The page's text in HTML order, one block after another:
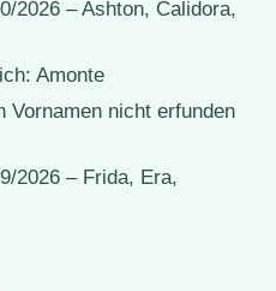
2026 – Ashton, Calidora,
Amonte
Vornamen nicht erfunden
2026 – Frida, Era,